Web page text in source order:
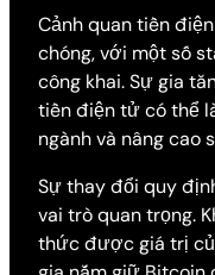
Cảnh quan tiền
chóng, với một số
công khai. Sự gia
tiền điện tử có thể
ngành và nâng cao
Sự thay đổi quy
vai trò quan trọng.
thức được giá trị